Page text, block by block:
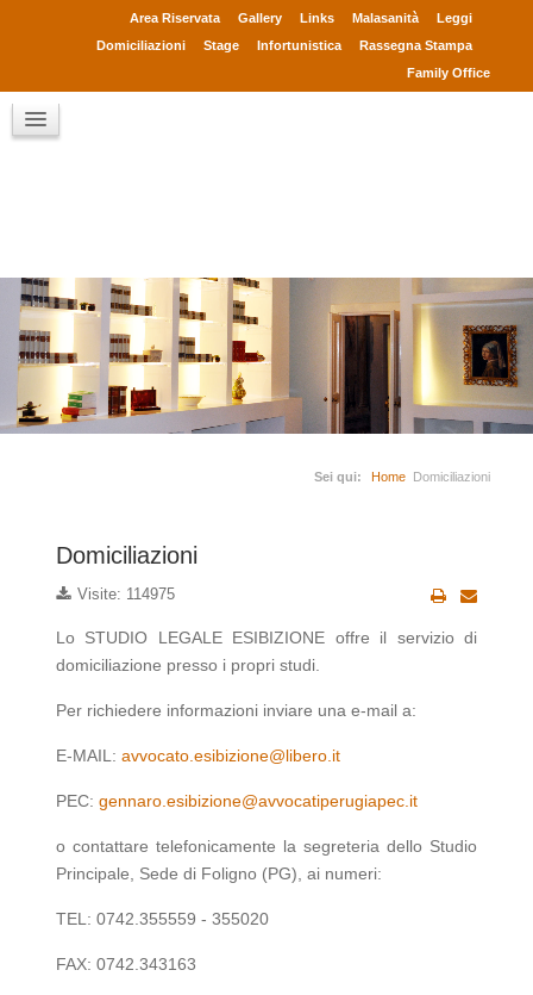
Area Riservata Gallery Links Malasanità
Leggi
Domiciliazioni
Stage Infortunistica
Rassegna Stampa
Family Office
Avv. Gennaro Esibizione
Collaboratori
Clienti
Sei qui: Home Domiciliazioni
Domiciliazioni
Visite: 114975
Lo STUDIO LEGALE ESIBIZIONE offre il servizio di
domiciliazione presso i propri studi.
Per richiedere informazioni inviare una e-mail a:
E-MAIL: avvocato.esibizione@libero.it
PEC: gennaro.esibizione@avvocatiperugiapec.it
o contattare telefonicamente la segreteria dello Studio
Principale, Sede di Foligno (PG), ai numeri:
TEL: 0742.355559 - 355020
FAX: 0742.343163